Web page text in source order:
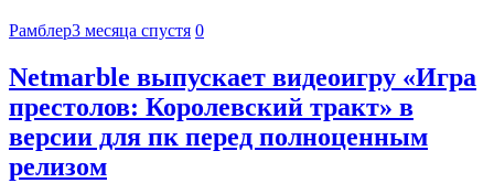
Рамблер3 месяца спустя 0
Netmarble выпускает видеоигру «Игра
престолов: Королевский тракт» в
версии для пк перед полноценным
релизом